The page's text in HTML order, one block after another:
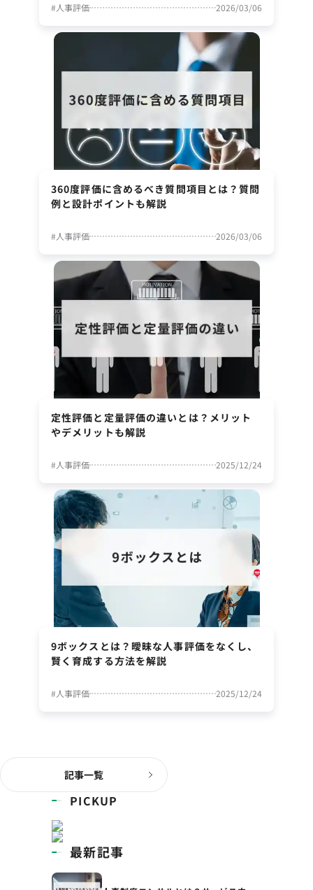
#人事評価 2026/03/06
360度評価に含めるべき質問項目とは？質問
例と設計ポイントも解説
#人事評価 2026/03/06
定性評価と定量評価の違いとは？メリット
やデメリットも解説
#人事評価 2025/12/24
9ボックスとは？曖昧な人事評価をなくし、
賢く育成する方法を解説
#人事評価 2025/12/24
記事一覧
PICKUP
最新記事